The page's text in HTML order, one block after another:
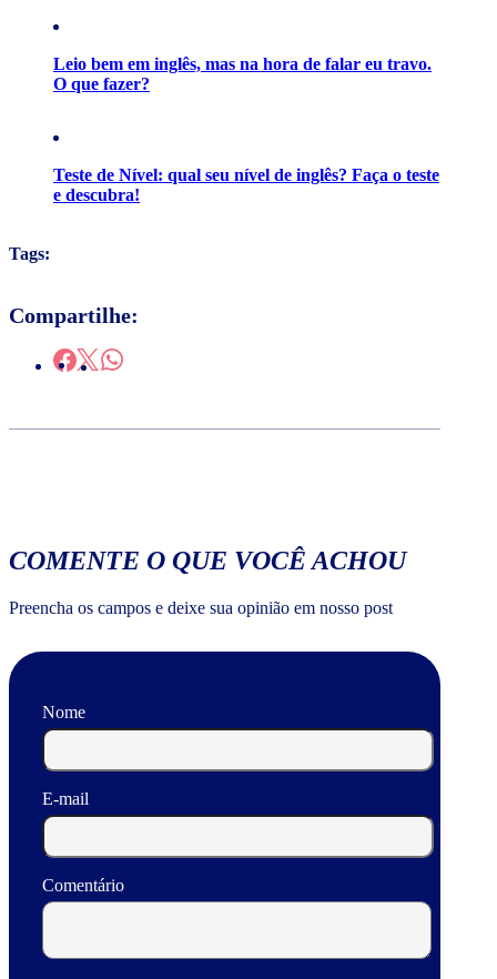
Leio bem em inglês, mas na hora de falar eu travo.
O que fazer?
Teste de Nível: qual seu nível de inglês? Faça o teste
e descubra!
Tags:
Compartilhe:
COMENTE O QUE VOCÊ ACHOU
Preencha os campos e deixe sua opinião em nosso post
Nome
E-mail
Comentário